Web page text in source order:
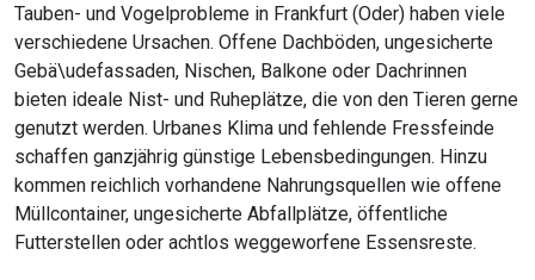
Tauben- und Vogelprobleme in Frankfurt (Oder) haben viele
verschiedene Ursachen. Offene Dachböden, ungesicherte
Gebä\udefassaden, Nischen, Balkone oder Dachrinnen
bieten ideale Nist- und Ruheplätze, die von den Tieren gerne
genutzt werden. Urbanes Klima und fehlende Fressfeinde
schaffen ganzjährig günstige Lebensbedingungen. Hinzu
kommen reichlich vorhandene Nahrungsquellen wie offene
Müllcontainer, ungesicherte Abfallplätze, öffentliche
Futterstellen oder achtlos weggeworfene Essensreste.